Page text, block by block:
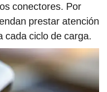
conectores. Por
prestar atención
cada ciclo de carga.